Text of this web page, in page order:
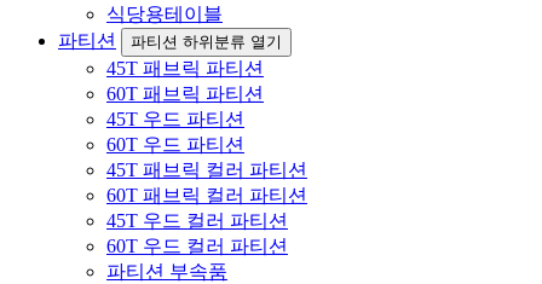
식당용테이블
파티션
파티션 하위분류 열기
45T 패브릭 파티션
60T 패브릭 파티션
45T 우드 파티션
60T 우드 파티션
45T 패브릭 컬러 파티션
60T 패브릭 컬러 파티션
45T 우드 컬러 파티션
60T 우드 컬러 파티션
파티션 부속품